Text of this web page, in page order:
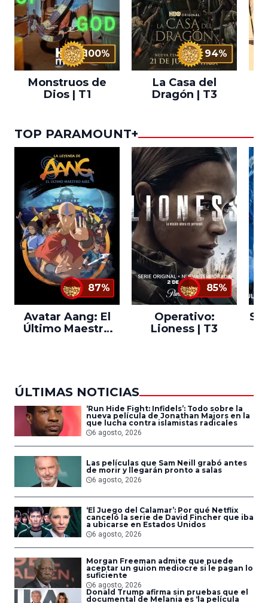
100%
Monstruos de
Dios | T1
94%
La Casa del
Dragón | T3
TOP PARAMOUNT+
87%
Avatar Aang: El
Último Maestro
85%
Operativo:
Lioness | T3
ÚLTIMAS NOTICIAS
‘Run Hide Fight: Infidels’: Todo sobre la
nueva película de Jonathan Majors en la
que lucha contra islamistas radicales
6 agosto, 2026
Las películas que Sam Neill grabó antes
de morir y llegarán pronto a salas
6 agosto, 2026
‘El Juego del Calamar’: Por qué Netflix
canceló la serie de David Fincher que iba
a ubicarse en Estados Unidos
6 agosto, 2026
Morgan Freeman admite que puede
aceptar un guion mediocre si le pagan lo
suficiente
6 agosto, 2026
Donald Trump afirma sin pruebas que el
documental de Melania es ‘la película